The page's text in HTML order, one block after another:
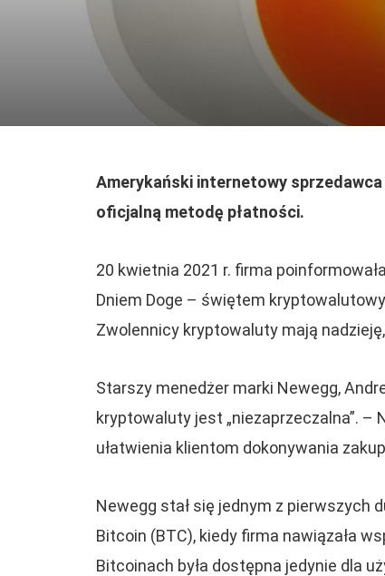
Amerykański internetowy
oficjalną metodę płatności.
20 kwietnia 2021 r. firma
Dniem Doge – świętem
Zwolennicy kryptowaluty mają
Starszy menedżer marki Newegg,
kryptowaluty jest „niezaprzeczalna”.
ułatwienia klientom dokonywania
Newegg stał się jednym z pierwszych
Bitcoin (BTC), kiedy firma nawiązała
Bitcoinach była dostępna jedynie dla